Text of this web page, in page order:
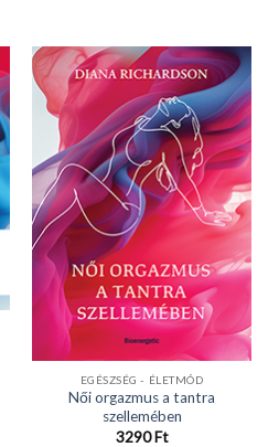
EGÉSZSÉG - ÉLETMÓD
Női orgazmus a tantra
szellemében
3290Ft